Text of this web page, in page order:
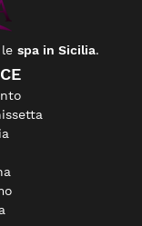
spa in Sicilia.